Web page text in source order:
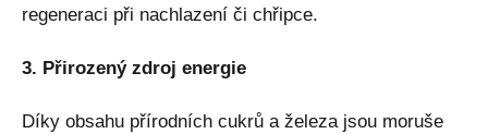
regeneraci při nachlazení či chřipce.
3. Přirozený zdroj energie
Díky obsahu přírodních cukrů a železa jsou moruše